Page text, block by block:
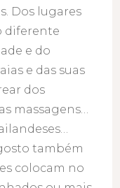
Dos lugares
diferente
e do
e das suas
dos
massagens…
também
colocam no